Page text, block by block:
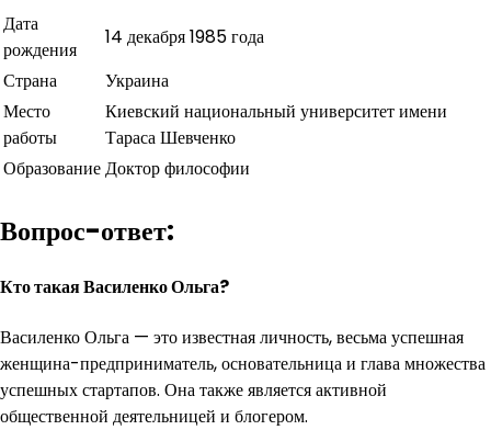
Дата
рождения
14 декабря 1985 года
Страна
Украина
Место
работы
Киевский национальный университет имени
Тараса Шевченко
ОбразованиеДоктор философии
Вопрос-ответ:
Кто такая Василенко Ольга?
Василенко Ольга — это известная личность, весьма успешная
женщина-предприниматель, основательница и глава множества
успешных стартапов. Она также является активной
общественной деятельницей и блогером.